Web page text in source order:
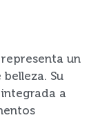
un
Su
a